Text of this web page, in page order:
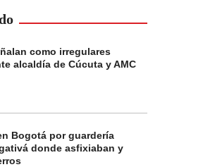
como irregulares
alcaldía de Cúcuta y AMC
Bogotá por guardería
donde asfixiaban y